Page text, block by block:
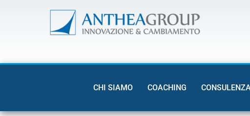
CHI SIAMO COACHING